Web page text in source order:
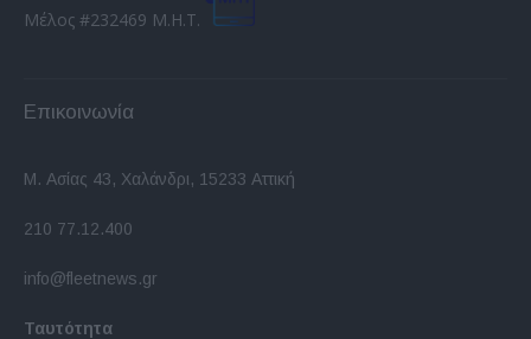
Μέλος #232469 Μ.Η.Τ.
Επικοινωνία
Μ. Ασίας 43, Χαλάνδρι, 15233 Αττική
210 77.12.400
info@fleetnews.gr
Ταυτότητα